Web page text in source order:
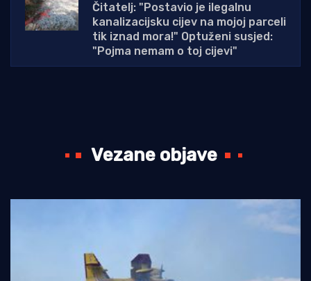
Čitatelj: "Postavio je ilegalnu
kanalizacijsku cijev na mojoj parceli
tik iznad mora!" Optuženi susjed:
"Pojma nemam o toj cijevi"
Vezane objave